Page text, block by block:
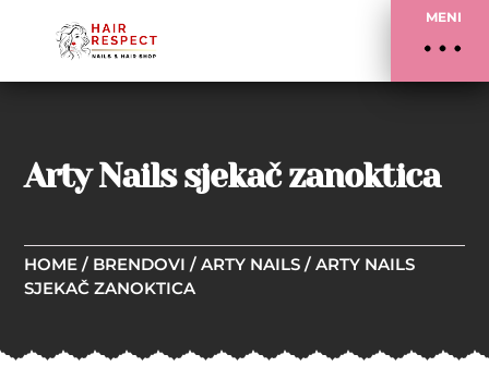
MENI
Arty Nails sjekač zanoktica
HOME / BRENDOVI /ARTY NAILS / ARTY NAILS
SJEKAČ ZANOKTICA